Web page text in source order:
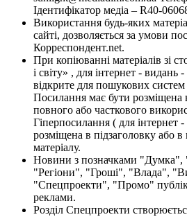
Ідентифікатор медіа – R40-
Використання будь-яких
сайті, дозволяється за умови
Корреспондент.net.
При копіюванні матеріалів зі
і світу» , для інтернет - видань
відкрите для пошукових систем
Посилання має бути розміщена
повного або часткового
Гіперпосилання ( для інтернет
розміщена в підзаголовку або
матеріалу.
Новини з позначками "Думка",
"Регіони", "Гроші", "Влада",
"Спецпроекти", "Промо"
реклами.
Розділ Спецпроекти